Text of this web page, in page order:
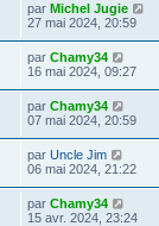
par Michel Jugie
27 mai 2024, 20:59
par Chamy34
16 mai 2024, 09:27
par Chamy34
07 mai 2024, 20:59
par Uncle Jim
06 mai 2024, 21:22
par Chamy34
15 avr. 2024, 23:24